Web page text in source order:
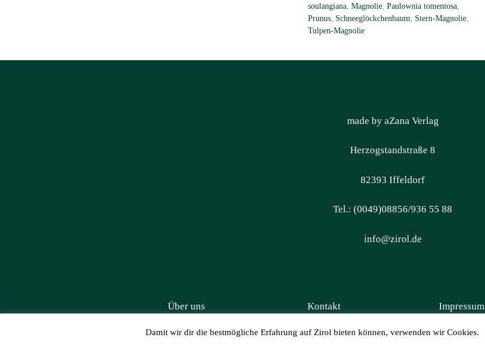
soulangiana Magnolie Paulownia tomentosa
Prunus Schneeglöckchenbaum Stern-Magnolie
Tulpen-Magnolie
made by aZana Verlag
Herzogstandstraße 8
82393 Iffeldorf
Tel.: (0049)08856/936 55 88
info@zirol.de
Über uns Kontakt Impressum
Damit wir dir die bestmögliche Erfahrung auf Zirol bieten können, verwenden wir Cookies.